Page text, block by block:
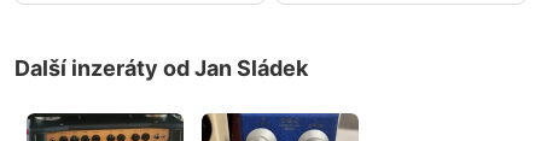
Další inzeráty od Jan Sládek